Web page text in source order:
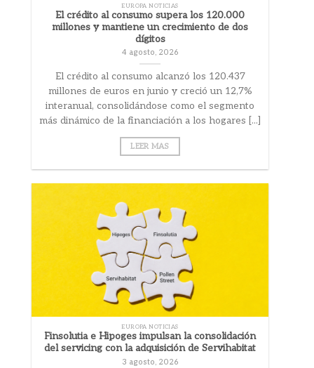
EUROPA NOTICIAS
El crédito al consumo supera los 120.000
millones y mantiene un crecimiento de dos
dígitos
4 agosto, 2026
El crédito al consumo alcanzó los 120.437
millones de euros en junio y creció un 12,7%
interanual, consolidándose como el segmento
más dinámico de la financiación a los hogares [...]
LEER MAS
EUROPA NOTICIAS
Finsolutia e Hipoges impulsan la consolidación
del servicing con la adquisición de Servihabitat
3 agosto, 2026